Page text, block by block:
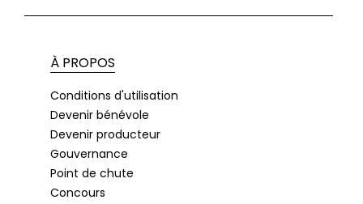
À PROPOS
Conditions d'utilisation
Devenir bénévole
Devenir producteur
Gouvernance
Point de chute
Concours